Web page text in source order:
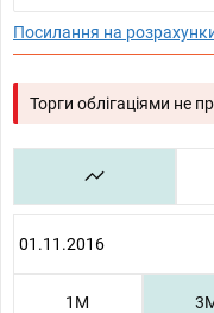
Посилання на
Торги облігаціями не
1М